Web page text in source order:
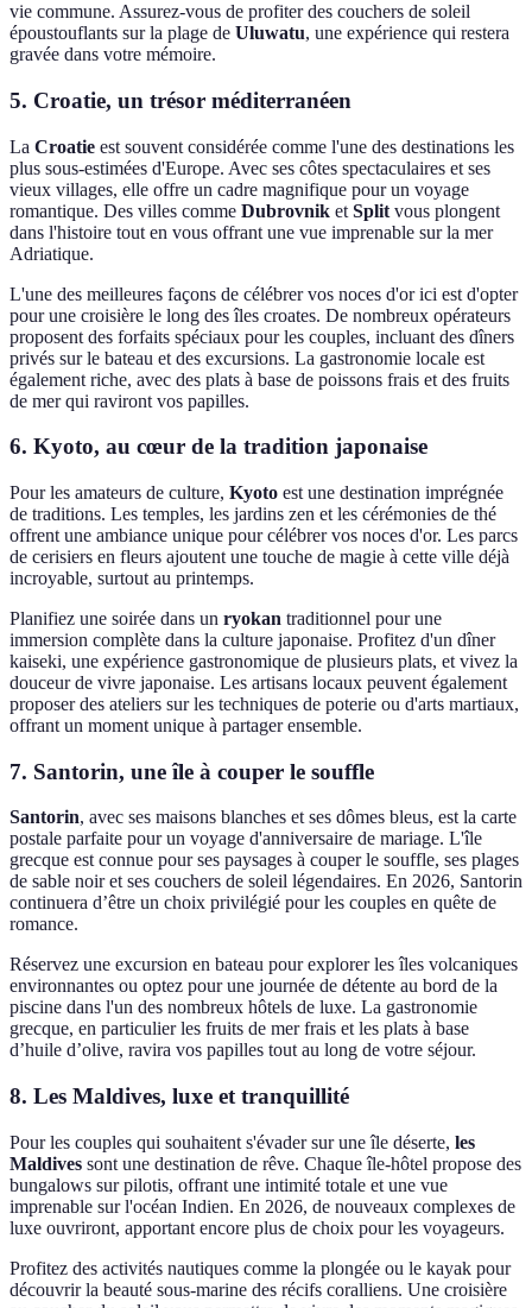
vie commune. Assurez-vous de profiter des couchers de soleil
époustouflants sur la plage de Uluwatu, une expérience qui restera
gravée dans votre mémoire.
5. Croatie, un trésor méditerranéen
La Croatie est souvent considérée comme l'une des destinations les
plus sous-estimées d'Europe. Avec ses côtes spectaculaires et ses
vieux villages, elle offre un cadre magnifique pour un voyage
romantique. Des villes comme Dubrovnik et Split vous plongent
dans l'histoire tout en vous offrant une vue imprenable sur la mer
Adriatique.
L'une des meilleures façons de célébrer vos noces d'or ici est d'opter
pour une croisière le long des îles croates. De nombreux opérateurs
proposent des forfaits spéciaux pour les couples, incluant des dîners
privés sur le bateau et des excursions. La gastronomie locale est
également riche, avec des plats à base de poissons frais et des fruits
de mer qui raviront vos papilles.
6. Kyoto, au cœur de la tradition japonaise
Pour les amateurs de culture, Kyoto est une destination imprégnée
de traditions. Les temples, les jardins zen et les cérémonies de thé
offrent une ambiance unique pour célébrer vos noces d'or. Les parcs
de cerisiers en fleurs ajoutent une touche de magie à cette ville déjà
incroyable, surtout au printemps.
Planifiez une soirée dans un ryokan traditionnel pour une
immersion complète dans la culture japonaise. Profitez d'un dîner
kaiseki, une expérience gastronomique de plusieurs plats, et vivez la
douceur de vivre japonaise. Les artisans locaux peuvent également
proposer des ateliers sur les techniques de poterie ou d'arts martiaux,
offrant un moment unique à partager ensemble.
7. Santorin, une île à couper le souffle
Santorin, avec ses maisons blanches et ses dômes bleus, est la carte
postale parfaite pour un voyage d'anniversaire de mariage. L'île
grecque est connue pour ses paysages à couper le souffle, ses plages
de sable noir et ses couchers de soleil légendaires. En 2026, Santorin
continuera d’être un choix privilégié pour les couples en quête de
romance.
Réservez une excursion en bateau pour explorer les îles volcaniques
environnantes ou optez pour une journée de détente au bord de la
piscine dans l'un des nombreux hôtels de luxe. La gastronomie
grecque, en particulier les fruits de mer frais et les plats à base
d’huile d’olive, ravira vos papilles tout au long de votre séjour.
8. Les Maldives, luxe et tranquillité
Pour les couples qui souhaitent s'évader sur une île déserte, les
Maldives sont une destination de rêve. Chaque île-hôtel propose des
bungalows sur pilotis, offrant une intimité totale et une vue
imprenable sur l'océan Indien. En 2026, de nouveaux complexes de
luxe ouvriront, apportant encore plus de choix pour les voyageurs.
Profitez des activités nautiques comme la plongée ou le kayak pour
découvrir la beauté sous-marine des récifs coralliens. Une croisière